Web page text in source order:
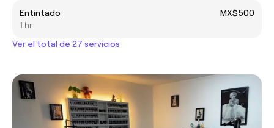
Entintado
MX$500
1 hr
Ver el total de 27 servicios